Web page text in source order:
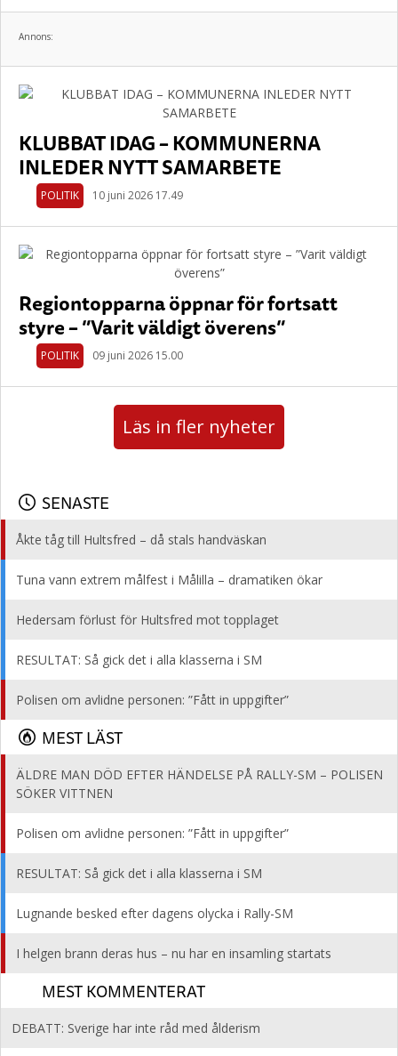
Annons:
KLUBBAT IDAG – KOMMUNERNA
INLEDER NYTT SAMARBETE
POLITIK 10 juni 2026 17.49
Regiontopparna öppnar för fortsatt
styre – ”Varit väldigt överens”
POLITIK 09 juni 2026 15.00
Läs in fler nyheter
SENASTE
Åkte tåg till Hultsfred – då stals handväskan
Tuna vann extrem målfest i Målilla – dramatiken ökar
Hedersam förlust för Hultsfred mot topplaget
RESULTAT: Så gick det i alla klasserna i SM
Polisen om avlidne personen: ”Fått in uppgifter”
MEST LÄST
ÄLDRE MAN DÖD EFTER HÄNDELSE PÅ RALLY-SM – POLISEN
SÖKER VITTNEN
Polisen om avlidne personen: ”Fått in uppgifter”
RESULTAT: Så gick det i alla klasserna i SM
Lugnande besked efter dagens olycka i Rally-SM
I helgen brann deras hus – nu har en insamling startats
MEST KOMMENTERAT
DEBATT: Sverige har inte råd med ålderism